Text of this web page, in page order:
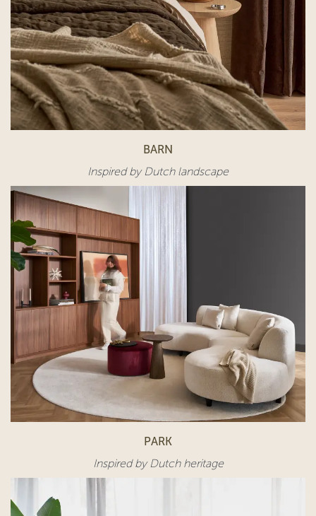
BARN
Inspired by Dutch landscape
PARK
Inspired by Dutch heritage